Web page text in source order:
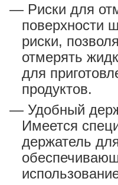
Риски для
поверхности
риски,
отмерять
для
продуктов.
Удобный
Имеется
держатель